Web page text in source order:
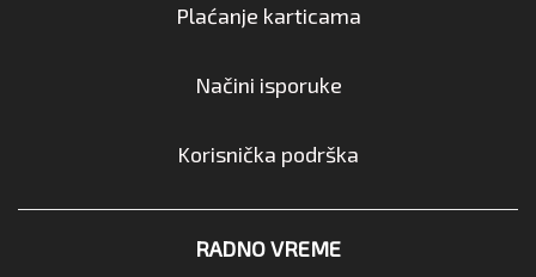
Plaćanje karticama
Načini isporuke
Korisnička podrška
RADNO VREME